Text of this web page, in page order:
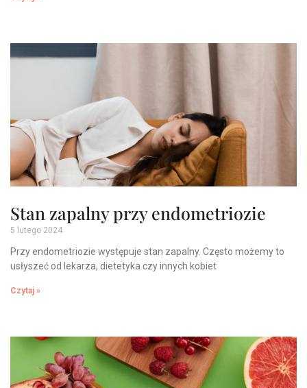
Stan zapalny przy endometriozie
5 lutego 2024
Przy endometriozie występuje stan zapalny. Często możemy to
usłyszeć od lekarza, dietetyka czy innych kobiet
Czytaj »